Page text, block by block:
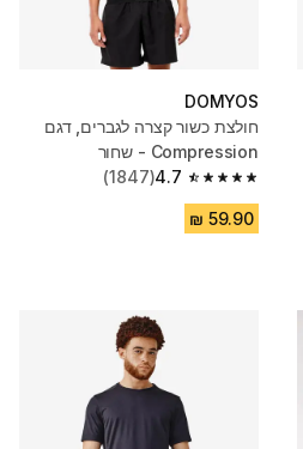
DOMYOS
חולצת כשור קצרה לגברים, דגם
Compression - שחור
4.7
4.7 out of 5 stars from 1847 reviews
(1847)